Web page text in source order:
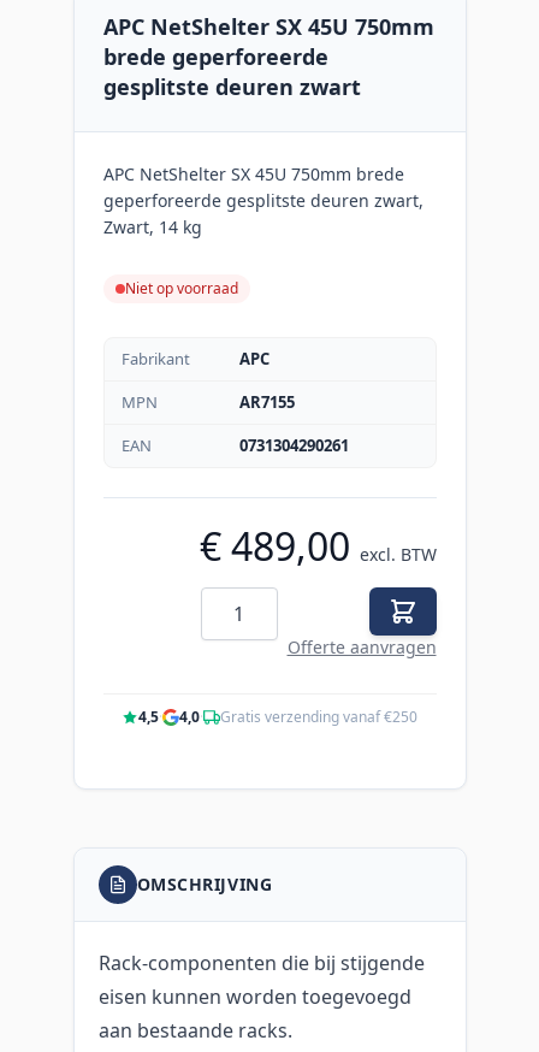
APC NetShelter SX 45U 750mm
brede geperforeerde
gesplitste deuren zwart
APC NetShelter SX 45U 750mm brede
geperforeerde gesplitste deuren zwart,
Zwart, 14 kg
Niet op voorraad
Fabrikant
APC
MPN
AR7155
EAN
0731304290261
€ 489,00 excl. BTW
Aantal
Offerte aanvragen
4,5· 4,0· Gratis verzending vanaf €250
OMSCHRIJVING
Rack-componenten die bij stijgende
eisen kunnen worden toegevoegd
aan bestaande racks.